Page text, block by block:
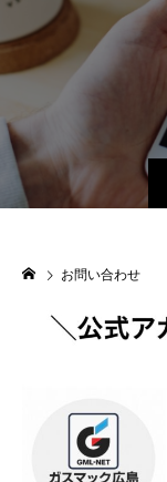
お問い合わせ